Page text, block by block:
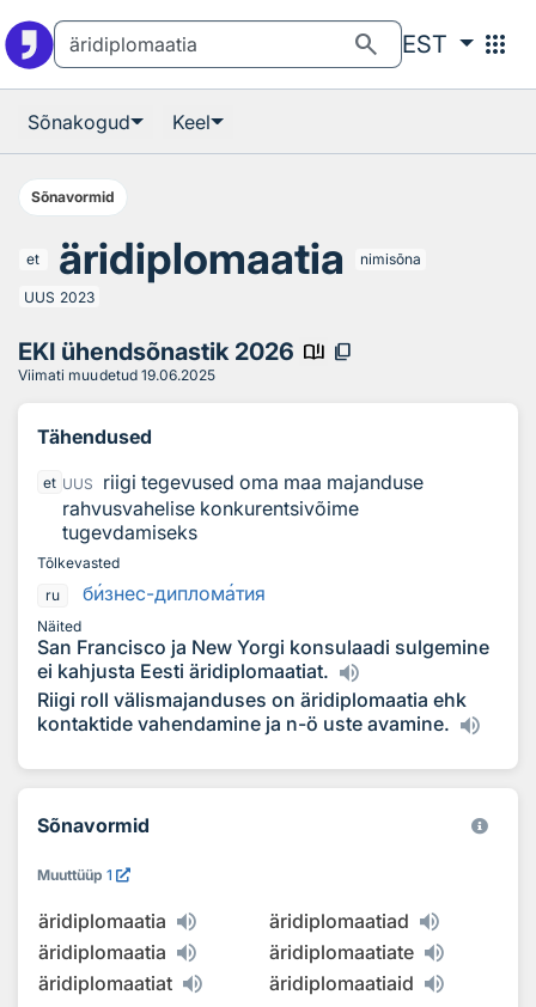
search EST apps
Sõnakogud Keel
Sõnavormid
et äridiplomaatia nimisõna
UUS 2023
EKI ühendsõnastik 2026 book_ribbon content_copy
Viimati muudetud 19.06.2025
Tähendused
et UUS
riigi tegevused oma maa majanduse
rahvusvahelise konkurentsivõime
tugevdamiseks
Tõlkevasted
ru
бизнес-дипломатия
Näited
San Francisco ja New Yorgi konsulaadi sulgemine
ei kahjusta Eesti äridiplomaatiat.
Riigi roll välismajanduses on äridiplomaatia ehk
kontaktide vahendamine ja n-ö uste avamine.
Sõnavormid
Muuttüüp 1
äridiplomaatia
äridiplomaatiad
äridiplomaatia
äridiplomaatiate
äridiplomaatiat
äridiplomaatiaid